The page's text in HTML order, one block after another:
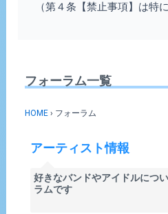
（第４条【禁止事項】は特
フォーラム一覧
HOME › フォーラム
アーティスト情報
好きなバンドやアイドルにつ
ラムです